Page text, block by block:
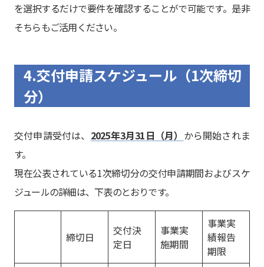
を選択するだけで要件を確認することがで可能です。是非
そちらもご活用ください。
4.交付申請スケジュール（1次締切
分）
交付申請受付は、 2025年3月31日（月） から開始されま
す。
現在公表されている1次締切分の交付申請期間およびスケ
ジュールの詳細は、下表のとおりです。
締切日
交付決
定日
事業実
施期間
事業実
績報告
期限